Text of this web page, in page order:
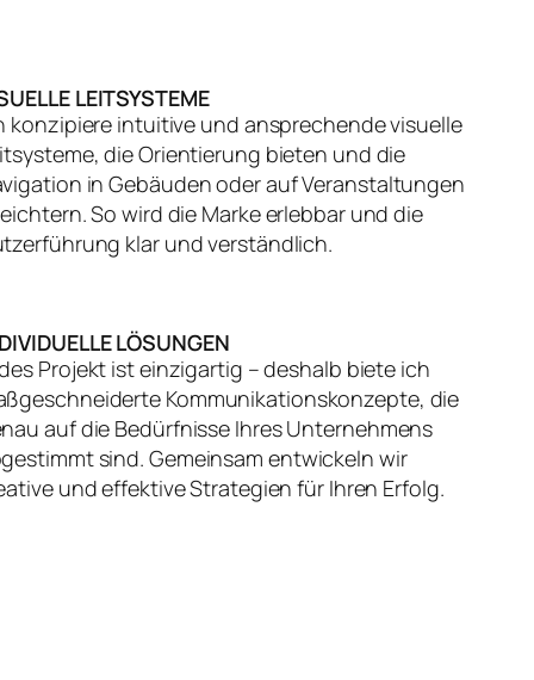
LEITSYSTEME
konzipiere intuitive und ansprechende visuelle
die Orientierung bieten und die
in Gebäuden oder auf Veranstaltungen
So wird die Marke erlebbar und die
klar und verständlich.
LÖSUNGEN
Projekt ist einzigartig – deshalb biete ich
Kommunikationskonzepte, die
auf die Bedürfnisse Ihres Unternehmens
sind. Gemeinsam entwickeln wir
und effektive Strategien für Ihren Erfolg.